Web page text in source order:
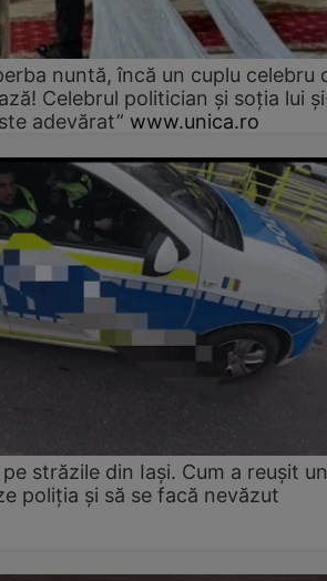
nuntă, încă un cuplu celebru
Celebrul politician și soția lui
adevărat” www.unica.ro
străzile din Iași. Cum a reușit un
poliția și să se facă nevăzut